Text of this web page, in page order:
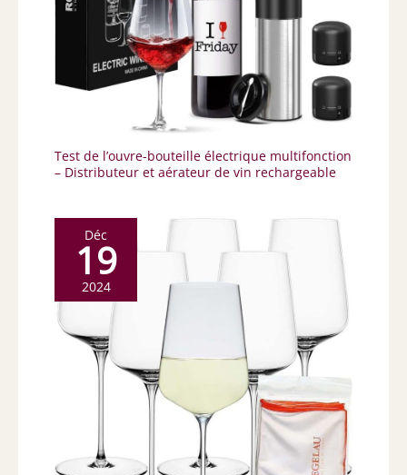
Test de l’ouvre-bouteille électrique multifonction
– Distributeur et aérateur de vin rechargeable
Déc
19
2024